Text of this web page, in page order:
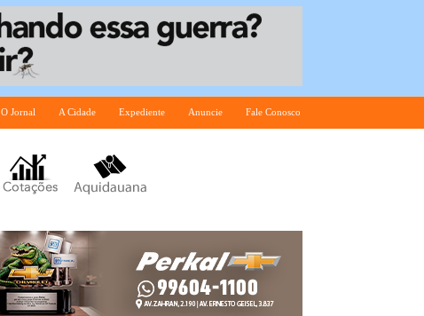
O Jornal A Cidade Expediente Anuncie Fale Conosco